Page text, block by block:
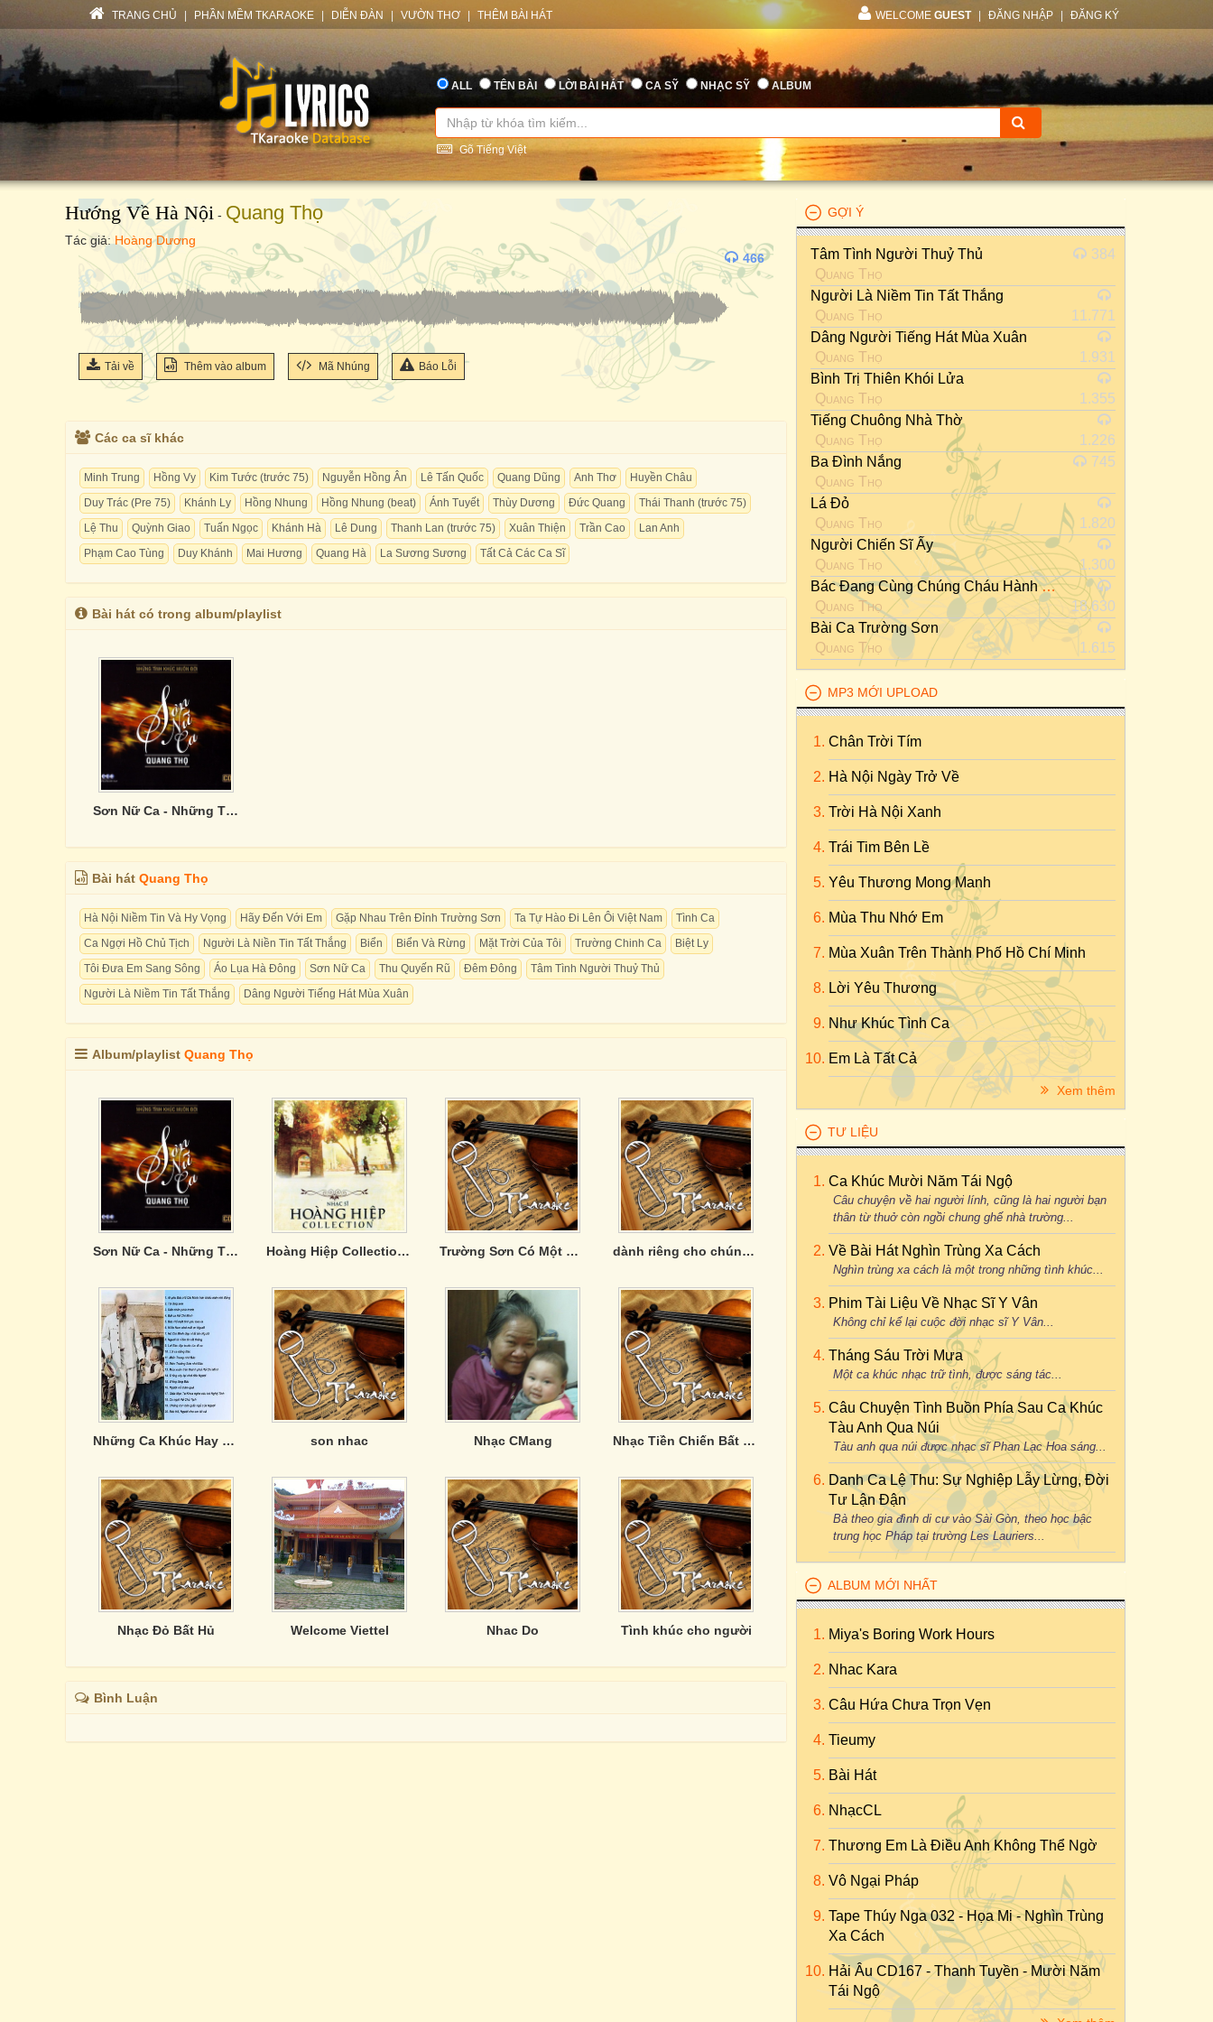
TRANG CHỦ PHẦN MỀM TKARAOKE DIỄN ĐÀN VƯỜN THƠ THÊM BÀI HÁT WELCOME GUEST ĐĂNG NHẬP ĐĂNG KÝ
ALL TÊN BÀI LỜI BÀI HÁT CA SỸ NHẠC SỸ ALBUM
Gõ Tiếng Việt
Hướng Về Hà Nội - Quang Thọ
Tác giả: Hoàng Dương
466
Tải về Thêm vào album Mã Nhúng Báo Lỗi
Các ca sĩ khác
Minh Trung Hồng Vy Kim Tước (trước 75) Nguyễn Hồng Ân Lê Tấn Quốc Quang Dũng Anh Thơ
Huyền Châu
Duy Trác (Pre 75)
Khánh Ly Hồng Nhung Hồng Nhung (beat) Ánh Tuyết Thùy Dương Đức Quang
Thái Thanh (trước 75)
Lệ Thu
Quỳnh Giao Tuấn Ngọc Khánh Hà Lê Dung Thanh Lan (trước 75) Xuân Thiện Trần Cao
Lan Anh
Phạm Cao Tùng
Duy Khánh Mai Hương Quang Hà La Sương Sương Tất Cả Các Ca Sĩ
Bài hát có trong album/playlist
Sơn Nữ Ca - Những Tình Khúc Muôn Đời
Bài hát Quang Thọ
Hà Nội Niềm Tin Và Hy Vọng Hãy Đến Với Em Gặp Nhau Trên Đỉnh Trường Sơn Ta Tự Hào Đi Lên Ôi Việt Nam
Tình Ca
Ca Ngợi Hồ Chủ Tịch
Người Là Niền Tin Tất Thắng Biển Biển Và Rừng Mặt Trời Của Tôi Trường Chinh Ca
Biệt Ly
Tôi Đưa Em Sang Sông
Áo Lụa Hà Đông Sơn Nữ Ca Thu Quyến Rũ Đêm Đông
Tâm Tình Người Thuỷ Thủ
Người Là Niềm Tin Tất Thắng
Dâng Người Tiếng Hát Mùa Xuân
Album/playlist Quang Thọ
Sơn Nữ Ca - Những Tình Khúc Muôn Đời Hoàng Hiệp Collection: Duyên Quê Trường Sơn Có Một Thời Như Thế dành riêng cho chúng mình
Những Ca Khúc Hay Nhất Về Bác Hồ Kính Yêu son nhac Nhạc CMang Nhạc Tiền Chiến Bất Hủ
Nhạc Đỏ Bất Hủ Welcome Viettel Nhac Do Tình khúc cho người
Bình Luận
GỢI Ý
Tâm Tình Người Thuỷ Thủ
Quang Thọ
384
Người Là Niềm Tin Tất Thắng
Quang Thọ
11.771
Dâng Người Tiếng Hát Mùa Xuân
Quang Thọ
1.931
Bình Trị Thiên Khói Lửa
Quang Thọ
1.355
Tiếng Chuông Nhà Thờ
Quang Thọ
1.226
Ba Đình Nắng
Quang Thọ
745
Lá Đỏ
Quang Thọ
1.820
Người Chiến Sĩ Ấy
Quang Thọ
1.300
Bác Đang Cùng Chúng Cháu Hành Quân
Quang Thọ
18.630
Bài Ca Trường Sơn
Quang Thọ
1.615
MP3 MỚI UPLOAD
Chân Trời Tím
Hà Nội Ngày Trở Về
Trời Hà Nội Xanh
Trái Tim Bên Lề
Yêu Thương Mong Manh
Mùa Thu Nhớ Em
Mùa Xuân Trên Thành Phố Hồ Chí Minh
Lời Yêu Thương
Như Khúc Tình Ca
Em Là Tất Cả
Xem thêm
TƯ LIỆU
Ca Khúc Mười Năm Tái Ngộ
Câu chuyện về hai người lính, cũng là hai người bạn
thân từ thuở còn ngồi chung ghế nhà trường...
Về Bài Hát Nghìn Trùng Xa Cách
Nghìn trùng xa cách là một trong những tình khúc...
Phim Tài Liệu Về Nhạc Sĩ Y Vân
Không chỉ kể lại cuộc đời nhạc sĩ Y Vân...
Tháng Sáu Trời Mưa
Một ca khúc nhạc trữ tình, được sáng tác...
Câu Chuyện Tình Buồn Phía Sau Ca Khúc
Tàu Anh Qua Núi
Tàu anh qua núi được nhạc sĩ Phan Lạc Hoa sáng...
Danh Ca Lệ Thu: Sự Nghiệp Lẫy Lừng, Đời
Tư Lận Đận
Bà theo gia đình di cư vào Sài Gòn, theo học bậc
trung học Pháp tại trường Les Lauriers...
ALBUM MỚI NHẤT
Miya's Boring Work Hours
Nhac Kara
Câu Hứa Chưa Trọn Vẹn
Tieumy
Bài Hát
NhạcCL
Thương Em Là Điều Anh Không Thể Ngờ
Vô Ngại Pháp
Tape Thúy Nga 032 - Họa Mi - Nghìn Trùng
Xa Cách
Hải Âu CD167 - Thanh Tuyền - Mười Năm
Tái Ngộ